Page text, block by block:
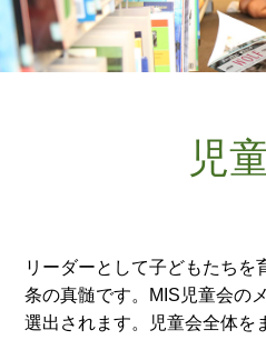
児
リーダーとして子どもたちを
条の真髄です。MIS児童会の
選出されます。児童会全体を